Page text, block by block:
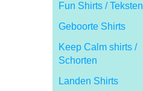
Fun Shirts / Teksten
Geboorte Shirts
Keep Calm shirts /
Schorten
Landen Shirts